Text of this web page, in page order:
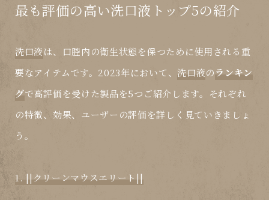
最も評価の高い洗口液トップ5の紹介
洗口液は、口腔内の衛生状態を保つために使用される重
要なアイテムです。2023年において、洗口液のランキン
グで高評価を受けた製品を5つご紹介します。それぞれ
の特徴、効果、ユーザーの評価を詳しく見ていきましょ
う。
1. ||クリーンマウスエリート||